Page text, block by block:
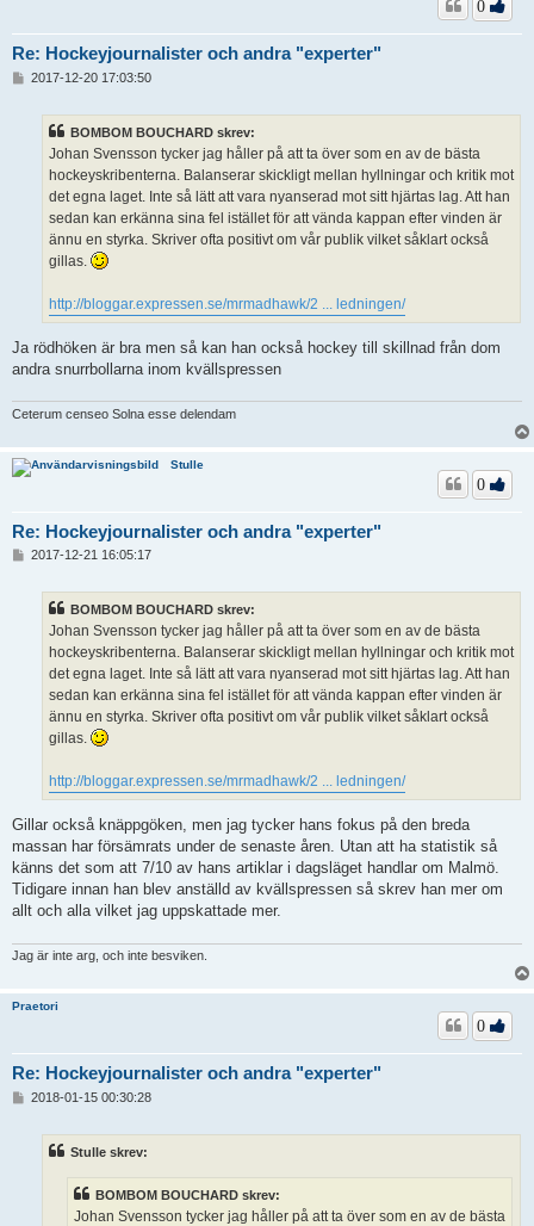
Re: Hockeyjournalister och andra "experter"
0
2017-12-20 17:03:50
BOMBOM BOUCHARD skrev:
Johan Svensson tycker jag håller på att ta över som en av de bästa
hockeyskribenterna. Balanserar skickligt mellan hyllningar och kritik mot
det egna laget. Inte så lätt att vara nyanserad mot sitt hjärtas lag. Att han
sedan kan erkänna sina fel istället för att vända kappan efter vinden är
ännu en styrka. Skriver ofta positivt om vår publik vilket såklart också
gillas.
http://bloggar.expressen.se/mrmadhawk/2 ... ledningen/
Ja rödhöken är bra men så kan han också hockey till skillnad från dom
andra snurrbollarna inom kvällspressen
Ceterum censeo Solna esse delendam
Stulle
Re: Hockeyjournalister och andra "experter"
0
2017-12-21 16:05:17
BOMBOM BOUCHARD skrev:
Johan Svensson tycker jag håller på att ta över som en av de bästa
hockeyskribenterna. Balanserar skickligt mellan hyllningar och kritik mot
det egna laget. Inte så lätt att vara nyanserad mot sitt hjärtas lag. Att han
sedan kan erkänna sina fel istället för att vända kappan efter vinden är
ännu en styrka. Skriver ofta positivt om vår publik vilket såklart också
gillas.
http://bloggar.expressen.se/mrmadhawk/2 ... ledningen/
Gillar också knäppgöken, men jag tycker hans fokus på den breda
massan har försämrats under de senaste åren. Utan att ha statistik så
känns det som att 7/10 av hans artiklar i dagsläget handlar om Malmö.
Tidigare innan han blev anställd av kvällspressen så skrev han mer om
allt och alla vilket jag uppskattade mer.
Jag är inte arg, och inte besviken.
Praetori
Re: Hockeyjournalister och andra "experter"
0
2018-01-15 00:30:28
Stulle skrev:
BOMBOM BOUCHARD skrev:
Johan Svensson tycker jag håller på att ta över som en av de bästa